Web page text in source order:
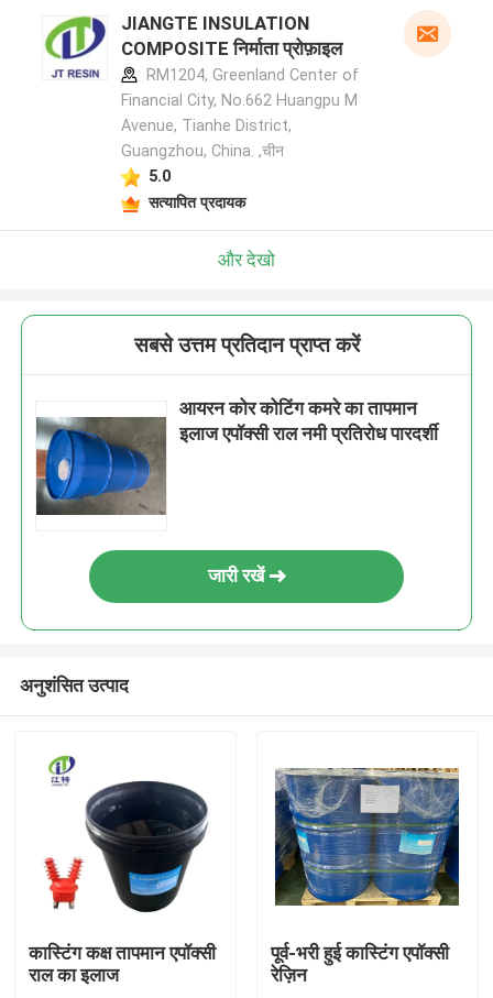
JIANGTE INSULATION
COMPOSITE निर्माता प्रोफ़ाइल
RM1204, Greenland Center of
Financial City, No.662 Huangpu M
Avenue, Tianhe District,
Guangzhou, China. ,चीन
5.0
सत्यापित प्रदायक
और देखो
सबसे उत्तम प्रतिदान प्राप्त करें
आयरन कोर कोटिंग कमरे का तापमान
इलाज एपॉक्सी राल नमी प्रतिरोध पारदर्शी
जारी रखें
अनुशंसित उत्पाद
कास्टिंग कक्ष तापमान एपॉक्सी
राल का इलाज
पूर्व-भरी हुई कास्टिंग एपॉक्सी
रेज़िन